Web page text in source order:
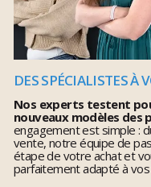
DES SPÉCIALISTES À
Nos experts testent
nouveaux modèles des
engagement est simple :
vente, notre équipe de
étape de votre achat et
parfaitement adapté à vos